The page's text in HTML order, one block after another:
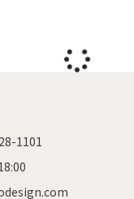
1101